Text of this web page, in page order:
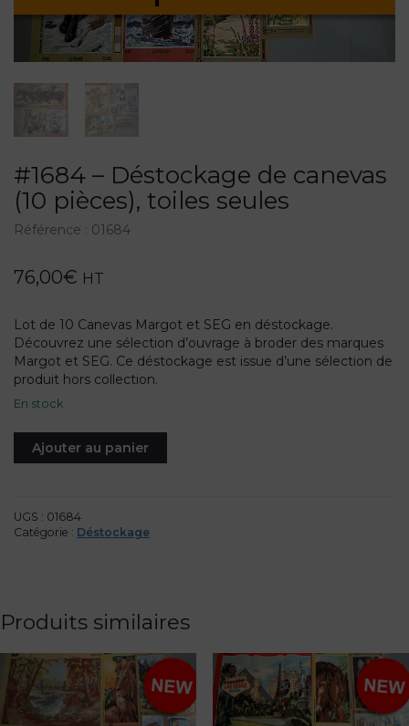
#1684 – Déstockage de canevas
(10 pièces), toiles seules
Référence : 01684
76,00€ HT
Lot de 10 Canevas Margot et SEG en déstockage.
Découvrez une sélection d’ouvrage à broder des marques
Margot et SEG. Ce déstockage est issue d’une sélection de
produit hors collection.
En stock
quantité
Déstockage
de
seules
Ajouter au panier
UGS : 01684
Catégorie : Déstockage
Produits similaires